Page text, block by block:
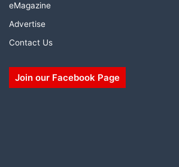
eMagazine
Advertise
Contact Us
Join our Facebook Page